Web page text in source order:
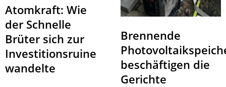
Atomkraft: Wie
der Schnelle
Brüter sich zur
Investitionsruine
wandelte
Brennende
beschäftigen die
Gerichte